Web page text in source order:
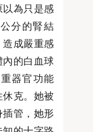
為只是感
分的腎結
成嚴重感
的白血球
器官功能
克。她被
管，她形